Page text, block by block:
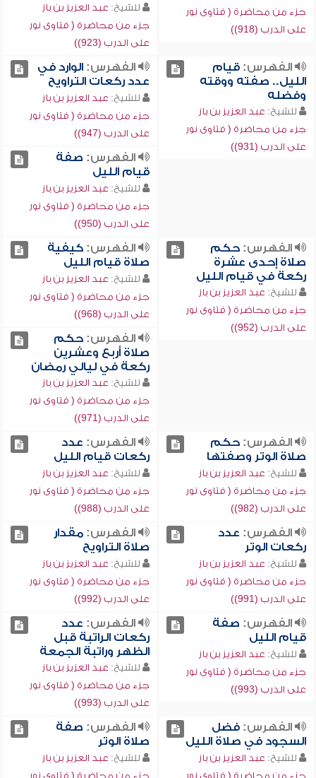
جزء من محاضرة ( فتاوى نور
على الدرب (918))
للشيخ: عبد العزيز بن باز
جزء من محاضرة ( فتاوى نور
على الدرب (923))
الفهرس:قيام
الليل.. صفته ووقته
وفضله
للشيخ: عبد العزيز بن باز
جزء من محاضرة ( فتاوى نور
على الدرب (931))
الفهرس:الوارد في
عدد ركعات التراويح
للشيخ: عبد العزيز بن باز
جزء من محاضرة ( فتاوى نور
على الدرب (947))
الفهرس: صفة
قيام الليل
للشيخ: عبد العزيز بن باز
جزء من محاضرة ( فتاوى نور
على الدرب (950))
الفهرس:حكم
صلاة إحدى عشرة
ركعة في قيام الليل
للشيخ: عبد العزيز بن باز
جزء من محاضرة ( فتاوى نور
على الدرب (952))
الفهرس:كيفية
صلاة قيام الليل
للشيخ: عبد العزيز بن باز
جزء من محاضرة ( فتاوى نور
على الدرب (968))
الفهرس:حكم
صلاة أربع وعشرين
ركعة في ليالي رمضان
للشيخ: عبد العزيز بن باز
جزء من محاضرة ( فتاوى نور
على الدرب (971))
الفهرس:حكم
صلاة الوتر وصفتها
للشيخ: عبد العزيز بن باز
جزء من محاضرة ( فتاوى نور
على الدرب (982))
الفهرس: عدد
ركعات قيام الليل
للشيخ: عبد العزيز بن باز
جزء من محاضرة ( فتاوى نور
على الدرب (988))
الفهرس: عدد
ركعات الوتر
للشيخ: عبد العزيز بن باز
جزء من محاضرة ( فتاوى نور
على الدرب (991))
الفهرس:مقدار
صلاة التراويح
للشيخ: عبد العزيز بن باز
جزء من محاضرة ( فتاوى نور
على الدرب (992))
الفهرس: صفة
قيام الليل
للشيخ: عبد العزيز بن باز
جزء من محاضرة ( فتاوى نور
على الدرب (993))
الفهرس: عدد
ركعات الراتبة قبل
الظهر وراتبة الجمعة
للشيخ: عبد العزيز بن باز
جزء من محاضرة ( فتاوى نور
على الدرب (993))
الفهرس:فضل
السجود في صلاة الليل
للشيخ: عبد العزيز بن باز
جزء من محاضرة ( فتاوى نور
الفهرس: صفة
صلاة الوتر
للشيخ: عبد العزيز بن باز
جزء من محاضرة ( فتاوى نور